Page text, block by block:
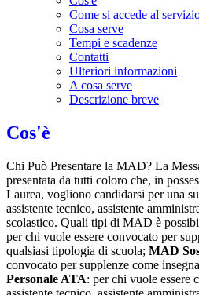
Come si accede al
Cosa serve
Tempi e scadenze
Contatti
Ulteriori informazioni
A cosa serve
Descrizione breve
Cos'è
Chi Può Presentare la MAD? La
presentata da tutti coloro che, in
Laurea, vogliono candidarsi per una
assistente tecnico, assistente
scolastico. Quali tipi di MAD è
per chi vuole essere convocato per
qualsiasi tipologia di scuola; MAD
convocato per supplenze come
Personale ATA: per chi vuole essere